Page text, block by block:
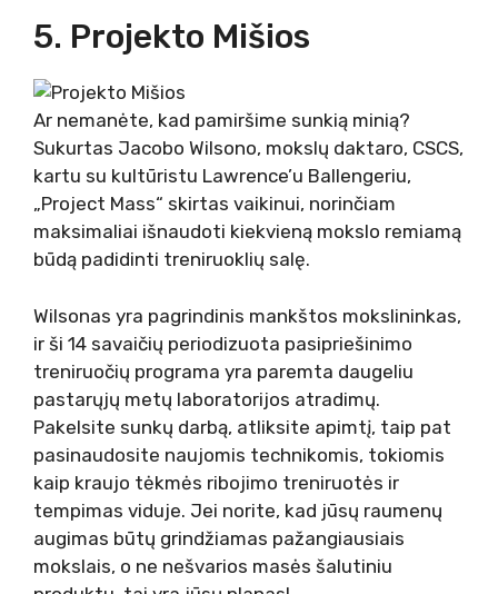
5. Projekto Mišios
Ar nemanėte, kad pamiršime sunkią minią?
Sukurtas Jacobo Wilsono, mokslų daktaro, CSCS,
kartu su kultūristu Lawrence’u Ballengeriu,
„Project Mass“ skirtas vaikinui, norinčiam
maksimaliai išnaudoti kiekvieną mokslo remiamą
būdą padidinti treniruoklių salę.
Wilsonas yra pagrindinis mankštos mokslininkas,
ir ši 14 savaičių periodizuota pasipriešinimo
treniruočių programa yra paremta daugeliu
pastarųjų metų laboratorijos atradimų.
Pakelsite sunkų darbą, atliksite apimtį, taip pat
pasinaudosite naujomis technikomis, tokiomis
kaip kraujo tėkmės ribojimo treniruotės ir
tempimas viduje. Jei norite, kad jūsų raumenų
augimas būtų grindžiamas pažangiausiais
mokslais, o ne nešvarios masės šalutiniu